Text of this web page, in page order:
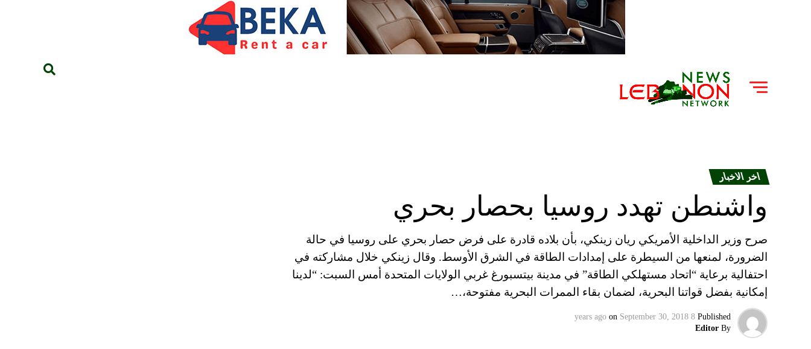
اخر الاخبار
واشنطن تهدد روسيا بحصار بحري
صرح وزير الداخلية الأمريكي ريان زينكي، بأن بلاده قادرة على فرض حصار بحري على روسيا في حالة
الضرورة، لمنعها من السيطرة على إمدادات الطاقة في الشرق الأوسط. وقال زينكي خلال مشاركته في
احتفالية برعاية “اتحاد مستهلكي الطاقة” في مدينة بيتسبورغ غربي الولايات المتحدة أمس السبت: “لدينا
إمكانية بفضل قواتنا البحرية، لضمان بقاء الممرات البحرية مفتوحة،…
Published
8 years ago
on September 30, 2018
By
Editor